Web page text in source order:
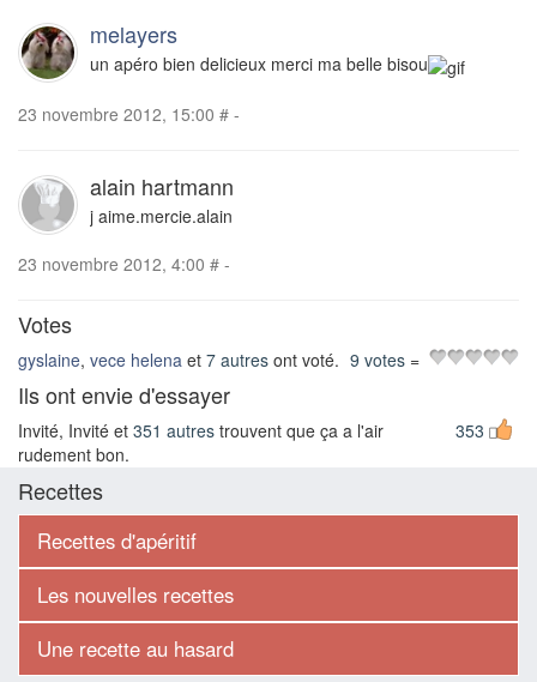
melayers
un apéro bien delicieux merci ma belle bisou
23 novembre 2012, 15:00 # -
alain hartmann
j aime.mercie.alain
23 novembre 2012, 4:00 # -
Votes
gyslaine, vece helena et 7 autres ont voté. =
9 votes
Ils ont envie d'essayer
353
Invité, Invité et 351 autres trouvent que ça a l'air
rudement bon.
Recettes
Recettes d'apéritif
Les nouvelles recettes
Une recette au hasard